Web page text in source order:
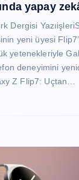
yapay
Dergisi
yeni üyesi
yetenekleriyle
deneyimini
Z Flip7: Uçtan…